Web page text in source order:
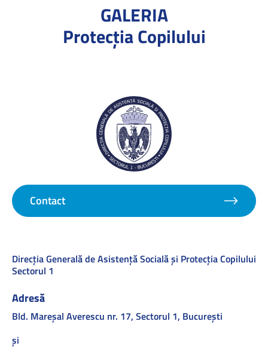
GALERIA
Protecţia Copilului
Contact
Direcţia Generală de Asistenţă Socială şi Protecţia Copilului
Sectorul 1
Adresă
Bld. Mareşal Averescu nr. 17, Sectorul 1, Bucureşti
și